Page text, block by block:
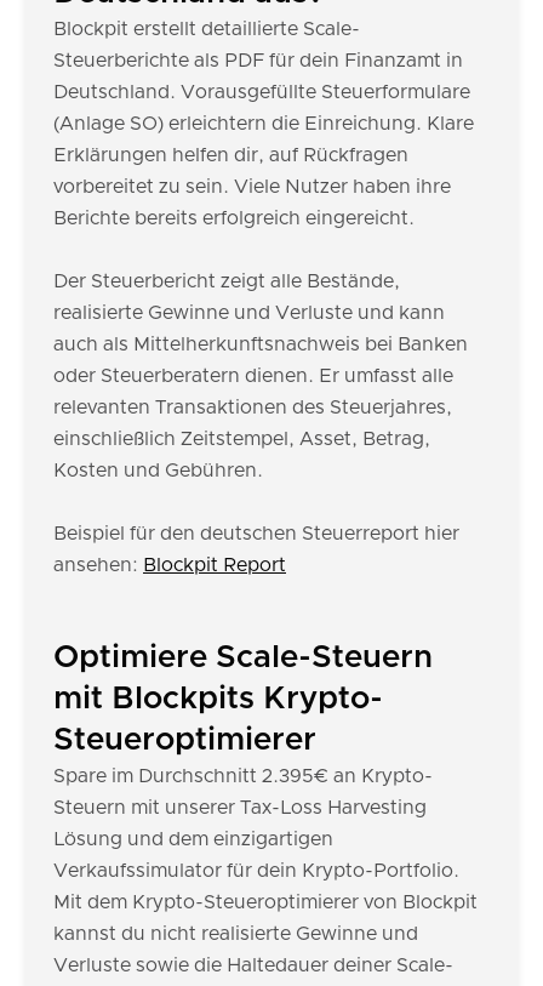
Blockpit erstellt detaillierte Scale-
Steuerberichte als PDF für dein Finanzamt in
Deutschland. Vorausgefüllte Steuerformulare
(Anlage SO) erleichtern die Einreichung. Klare
Erklärungen helfen dir, auf Rückfragen
vorbereitet zu sein. Viele Nutzer haben ihre
Berichte bereits erfolgreich eingereicht.
Der Steuerbericht zeigt alle Bestände,
realisierte Gewinne und Verluste und kann
auch als Mittelherkunftsnachweis bei Banken
oder Steuerberatern dienen. Er umfasst alle
relevanten Transaktionen des Steuerjahres,
einschließlich Zeitstempel, Asset, Betrag,
Kosten und Gebühren.
Beispiel für den deutschen Steuerreport hier
ansehen: Blockpit Report
Optimiere Scale-Steuern
mit Blockpits Krypto-
Steueroptimierer
Spare im Durchschnitt 2.395€ an Krypto-
Steuern mit unserer Tax-Loss Harvesting
Lösung und dem einzigartigen
Verkaufssimulator für dein Krypto-Portfolio.
Mit dem Krypto-Steueroptimierer von Blockpit
kannst du nicht realisierte Gewinne und
Verluste sowie die Haltedauer deiner Scale-